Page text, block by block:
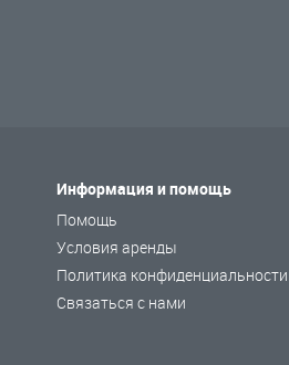
Информация и помощь
Помощь
Условия аренды
Политика конфиденциальности
Связаться с нами